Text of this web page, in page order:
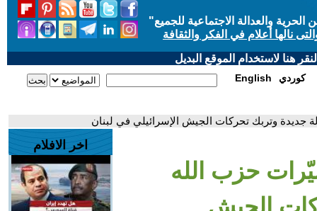
والعدالة الاجتماعية للجميع"
نالها أعلام في الفكر والثقافة
هنا لاستخدام الموقع البديل
English كوردي
وتربك تحركات الجيش الإسرائيلي في لبنان
حزب الله
اخر الافلام